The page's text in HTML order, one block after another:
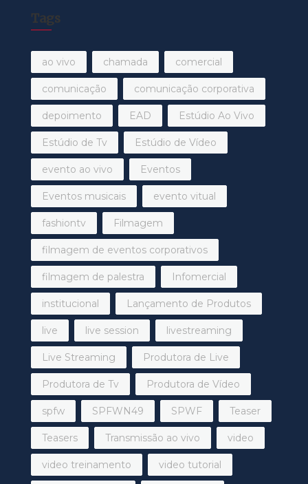
Tags
ao vivo chamada comercial
comunicação comunicação corporativa
depoimento EAD Estúdio Ao Vivo
Estúdio de Tv Estúdio de Vídeo
evento ao vivo Eventos
Eventos musicais evento vitual
fashiontv Filmagem
filmagem de eventos corporativos
filmagem de palestra Infomercial
institucional Lançamento de Produtos
live live session livestreaming
Live Streaming Produtora de Live
Produtora de Tv Produtora de Vídeo
spfw SPFWN49 SPWF Teaser
Teasers Transmissão ao vivo video
video treinamento video tutorial